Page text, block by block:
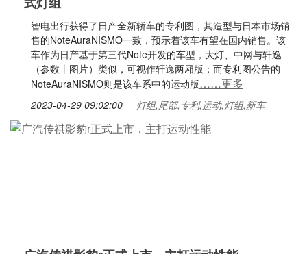
智电出行获得了日产全新轿车的专利图，其造型与日本市场销
售的NoteAuraNISMO一致，预示着该车有望在国内销售。该
车作为日产基于第三代Note开发的车型，大灯、中网与轩逸
（参数丨图片）类似，可视作轩逸两厢版；而专利图公告的
NoteAuraNISMO则是该车系中的运动版……更多
2023-04-29 09:02:00 灯组,尾部,专利,运动,灯组,新车